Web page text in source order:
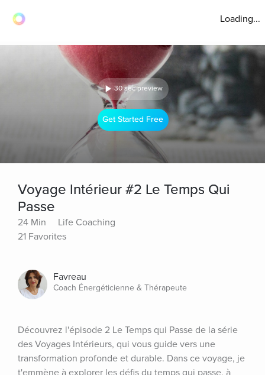
Loading...
30 sec preview
Get Started Free
Voyage Intérieur #2 Le Temps Qui
Passe
24 Min
Life Coaching
21 Favorites
Favreau
Coach Énergéticienne & Thérapeute
Découvrez l'épisode 2 Le Temps qui Passe de la série
des Voyages Intérieurs, qui vous guide vers une
transformation profonde et durable. Dans ce voyage, je
t'emmène à explorer les défis du temps qui passe, à